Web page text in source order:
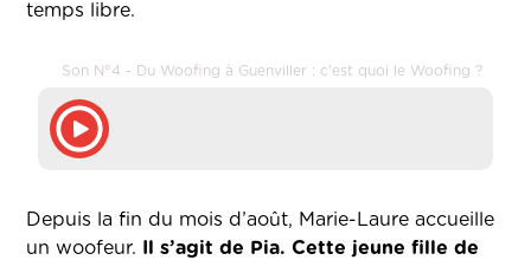
temps libre.
Son N°4 - Du Woofing à Guenviller : c'est quoi le Woofing ?
Depuis la fin du mois d’août, Marie-Laure accueille
un woofeur.
Il s’agit de Pia. Cette jeune fille de